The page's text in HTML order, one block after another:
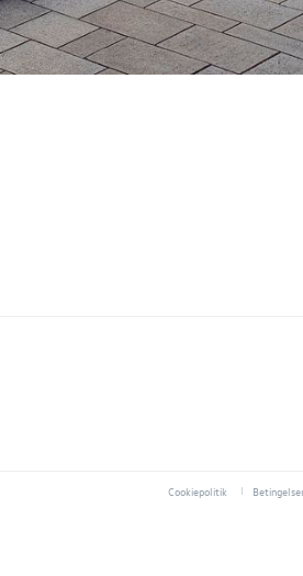
Cookiepolitik